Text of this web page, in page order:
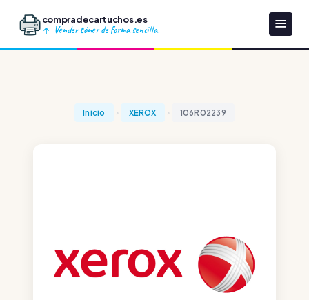
compradecartuchos.es
Vender tóner de forma sencilla
Inicio XEROX 106R02239